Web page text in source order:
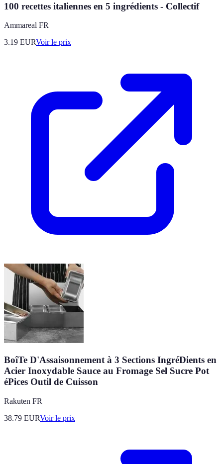
100 recettes italiennes en 5 ingrédients - Collectif
Ammareal FR
3.19 EURVoir le prix
BoîTe D'Assaisonnement à 3 Sections IngréDients en
Acier Inoxydable Sauce au Fromage Sel Sucre Pot
éPices Outil de Cuisson
Rakuten FR
38.79 EURVoir le prix